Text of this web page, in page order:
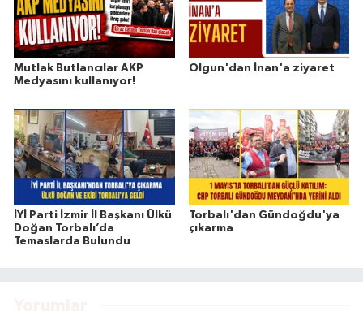
Mutlak Butlancılar AKP
Medyasını kullanıyor!
Olgun'dan İnan'a ziyaret
İYİ Parti İzmir İl Başkanı Ülkü
Doğan Torbalı’da
Temaslarda Bulundu
Torbalı'dan Gündoğdu'ya
çıkarma